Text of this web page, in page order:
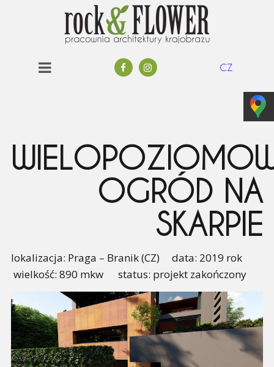
CZ
OGRÓD NA
SKARPIE
lokalizacja: Praga – Branik (CZ) data: 2019 rok
wielkość: 890 mkw status: projekt zakończony